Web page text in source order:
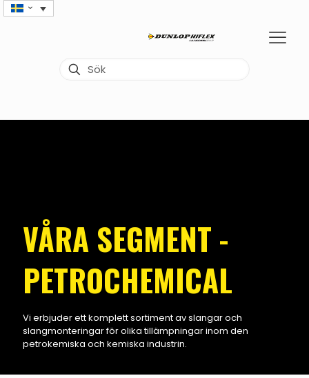
VÅRA SEGMENT -
PETROCHEMICAL
Vi erbjuder ett komplett sortiment av slangar och
slangmonteringar för olika tillämpningar inom den
petrokemiska och kemiska industrin.